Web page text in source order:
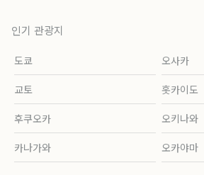
인기 관광지
도쿄 오사카
교토 홋카이도
후쿠오카 오키나와
카나가와 오카야마